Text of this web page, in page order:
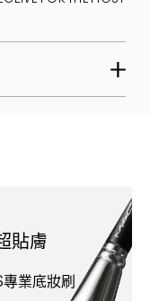
貼膚
業底妝刷